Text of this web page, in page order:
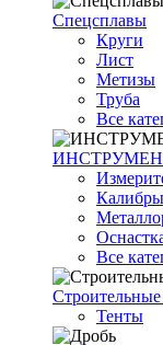
Спецсплавы
Круги
Лист
Метизы
Труба
Все
Калибры
Все
Тенты